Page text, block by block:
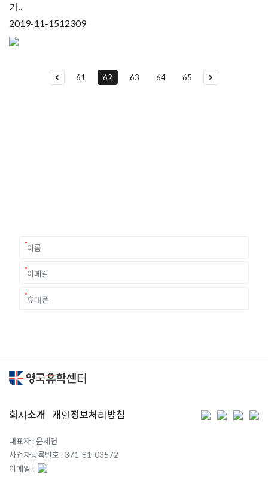
기..
2019-11-1512309
61 62 63 64 65
회사소개 개인정보처리방침
대표자 : 윤세연
사업자등록번호 : 371-81-03572
이메일 :